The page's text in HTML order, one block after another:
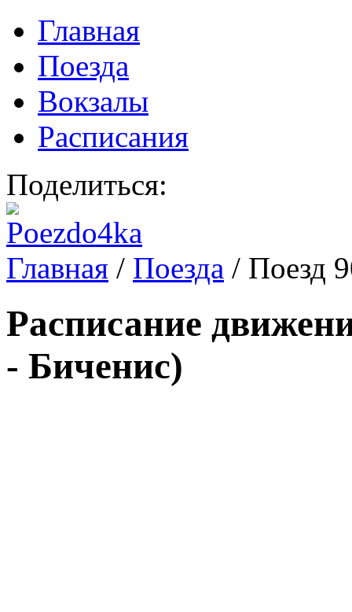
Главная
Поезда
Вокзалы
Расписания
Поделиться:
Главная / Поезда / Поезд
Расписание
- Биченис)